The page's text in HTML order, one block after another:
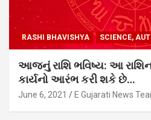
RASHI BHAVISHYA SCIENCE,
આજનું રાશિ ભવિષ્ય: આ
કાર્યનો આરંભ કરી શકે છે…
June 6, 2021 E Gujarati News